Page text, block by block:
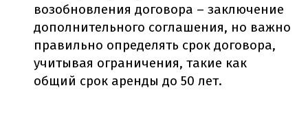
возобновления договора – заключение
дополнительного соглашения, но важно
правильно определять срок договора,
учитывая ограничения, такие как
общий срок аренды до 50 лет.